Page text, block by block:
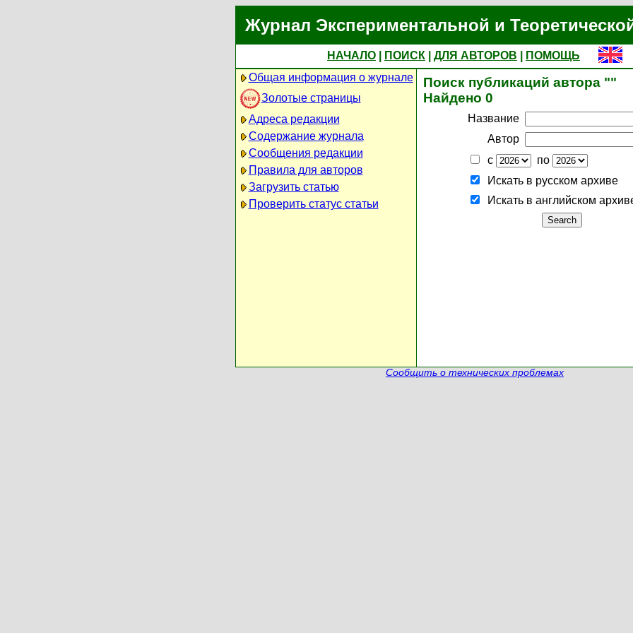
Журнал Экспериментальной и
НАЧАЛО ПОИСК ДЛЯ АВТОРОВ
ПОМОЩЬ
Общая информация о журнале
Золотые страницы
Адреса редакции
Содержание журнала
Сообщения редакции
Правила для авторов
Загрузить статью
Проверить статус статьи
Поиск публикаций автора ""
Найдено 0
Название
Автор
с
по
Искать в русском архиве
Искать в английском
Сообщить о технических проблемах